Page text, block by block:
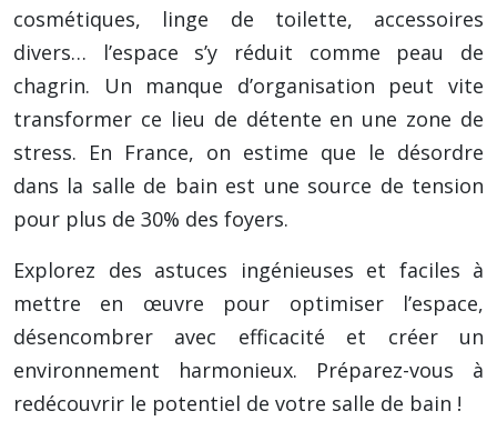
cosmétiques, linge de toilette, accessoires
divers… l’espace s’y réduit comme peau de
chagrin. Un manque d’organisation peut vite
transformer ce lieu de détente en une zone de
stress. En France, on estime que le désordre
dans la salle de bain est une source de tension
pour plus de 30% des foyers.
Explorez des astuces ingénieuses et faciles à
mettre en œuvre pour optimiser l’espace,
désencombrer avec efficacité et créer un
environnement harmonieux. Préparez-vous à
redécouvrir le potentiel de votre salle de bain !